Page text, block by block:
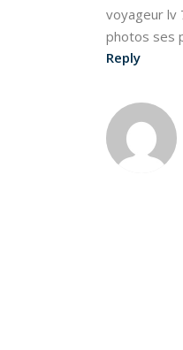
voyageur lv
photos ses
Reply